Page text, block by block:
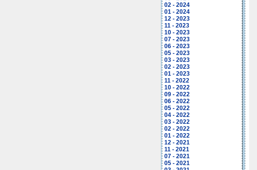
02 - 2024
01 - 2024
12 - 2023
11 - 2023
10 - 2023
07 - 2023
06 - 2023
05 - 2023
03 - 2023
02 - 2023
01 - 2023
11 - 2022
10 - 2022
09 - 2022
06 - 2022
05 - 2022
04 - 2022
03 - 2022
02 - 2022
01 - 2022
12 - 2021
11 - 2021
07 - 2021
05 - 2021